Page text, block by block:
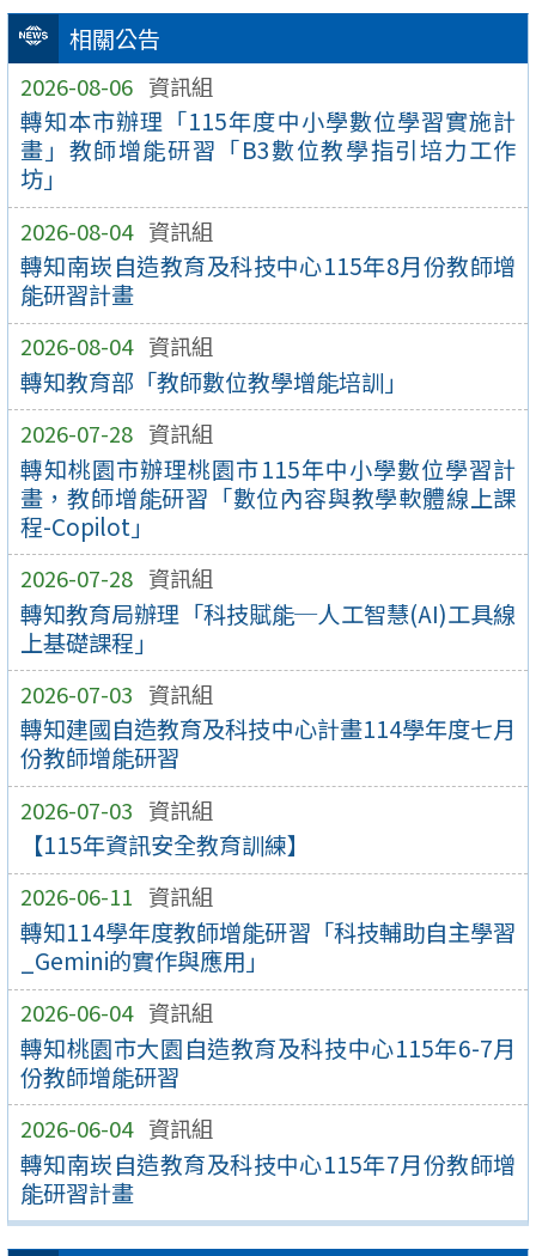
相關公告
2026-08-06 資訊組
轉知本市辦理「115年度中小學數位學習實施計
畫」教師增能研習「B3數位教學指引培力工作
坊」
2026-08-04 資訊組
轉知南崁自造教育及科技中心115年8月份教師增
能研習計畫
2026-08-04 資訊組
轉知教育部「教師數位教學增能培訓」
2026-07-28 資訊組
轉知桃園市辦理桃園市115年中小學數位學習計
畫，教師增能研習「數位內容與教學軟體線上課
程-Copilot」
2026-07-28 資訊組
轉知教育局辦理「科技賦能─人工智慧(AI)工具線
上基礎課程」
2026-07-03 資訊組
轉知建國自造教育及科技中心計畫114學年度七月
份教師增能研習
2026-07-03 資訊組
【115年資訊安全教育訓練】
2026-06-11 資訊組
轉知114學年度教師增能研習「科技輔助自主學習
_Gemini的實作與應用」
2026-06-04 資訊組
轉知桃園市大園自造教育及科技中心115年6-7月
份教師增能研習
2026-06-04 資訊組
轉知南崁自造教育及科技中心115年7月份教師增
能研習計畫